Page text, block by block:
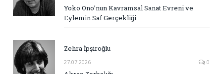
Yoko Ono’nun Kavramsal Sanat Evreni ve
Eylemin Saf Gerçekliği
Zehra İpşiroğlu
27.07.2026 0